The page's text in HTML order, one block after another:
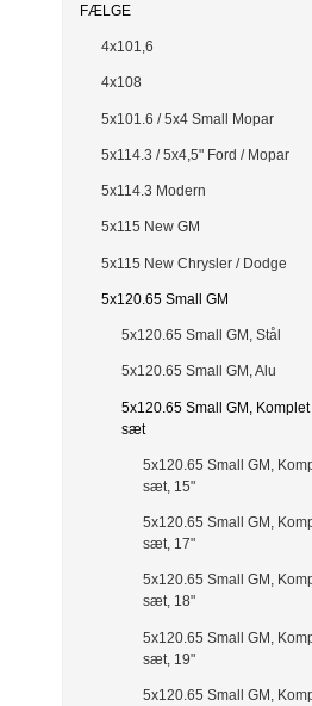
FÆLGE
4x101,6
4x108
5x101.6 / 5x4 Small Mopar
5x114.3 / 5x4,5" Ford / Mopar
5x114.3 Modern
5x115 New GM
5x115 New Chrysler / Dodge
5x120.65 Small GM
5x120.65 Small GM, Stål
5x120.65 Small GM, Alu
5x120.65 Small GM, Komplet
sæt
5x120.65 Small GM,
sæt, 15"
5x120.65 Small GM,
sæt, 17"
5x120.65 Small GM,
sæt, 18"
5x120.65 Small GM,
sæt, 19"
5x120.65 Small GM,